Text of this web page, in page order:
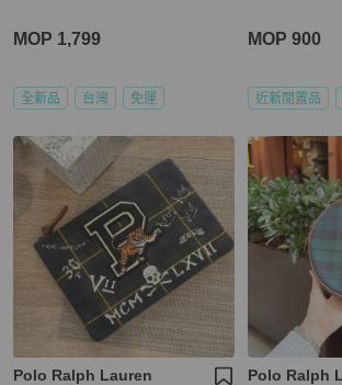
MOP 1,799
全新品 台灣 免運
MOP 900
近新閒置品
Polo Ralph Lauren Polo Ralph